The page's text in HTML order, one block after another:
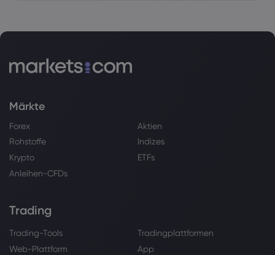
Märkte
Forex
Aktien
Rohstoffe
Indizes
Krypto
ETFs
Anleihen-CFDs
Trading
Trading-Tools
Tradingplattformen
Web-Plattform
App